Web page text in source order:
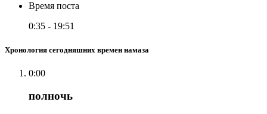
Время поста
0:35 - 19:51
Хронология сегодняшних времен намаза
0:00
полночь